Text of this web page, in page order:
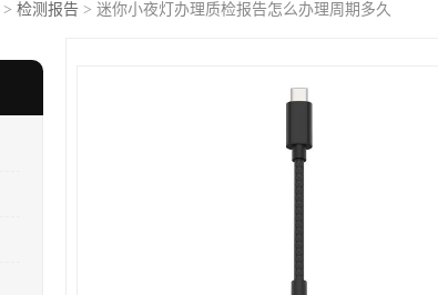
> 检测报告 > 迷你小夜灯办理质检报告怎么办理周期多久